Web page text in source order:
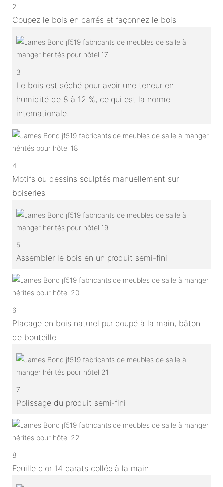
2
Coupez le bois en carrés et façonnez le bois
3
Le bois est séché pour avoir une teneur en
humidité de 8 à 12 %, ce qui est la norme
internationale.
4
Motifs ou dessins sculptés manuellement sur
boiseries
5
Assembler le bois en un produit semi-fini
6
Placage en bois naturel pur coupé à la main, bâton
de bouteille
7
Polissage du produit semi-fini
8
Feuille d'or 14 carats collée à la main